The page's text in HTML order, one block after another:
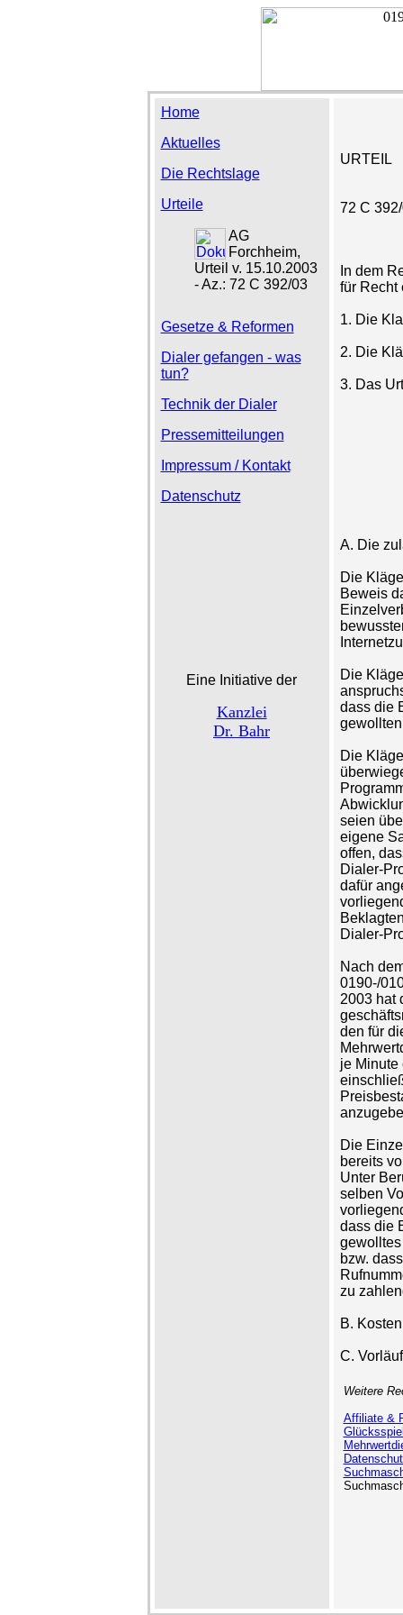
Home
Aktuelles
Die Rechtslage
Urteile
AG
Forchheim,
Urteil v. 15.10.2003
- Az.: 72 C 392/03
Gesetze & Reformen
Dialer gefangen - was
tun?
Technik der Dialer
Pressemitteilungen
Impressum / Kontakt
Datenschutz
Eine Initiative der
Kanzlei
Dr. Bahr
URTEIL
72 C
In dem
für Recht
1. Die
2. Die
3. Das
A. Die
Die
Beweis
Die
dass die
Die
seien
eigene
offen,
Dialer-
dafür
Dialer-
Nach
0190-/
2003 hat
den für
je Minute
Die
bereits
Unter
selben
dass die
bzw.
zu
B.
C.
Weitere
Affiliate &